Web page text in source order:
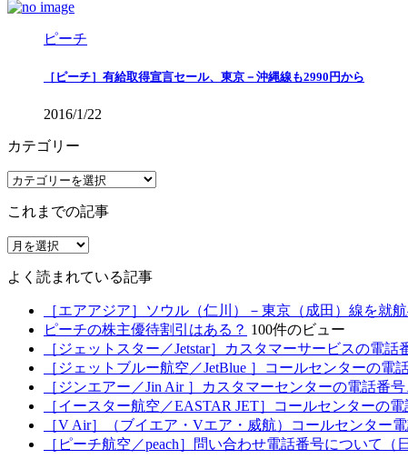
ピーチ
［ピーチ］有給取得宣言セール、東京－沖縄線も2990円から
2016/1/22
カテゴリー
カ
ゴ
リ
ー
これまでの記事
こ
ま
よく読まれている記事
［エアアジア］ソウル（仁川）－東京（成田）線を就
ピーチの株主優待割引はある？ 100件のビュー
［ジェットスター／Jetstar］カスタマーサービスの電
［ジェットブルー航空／JetBlue ］コールセンターの電
［ジンエアー／Jin Air ］カスタマーセンターの電話番
［イースター航空／EASTAR JET］コールセンターの
［V Air］（ブイエア・Vエア・威航）コールセンター
［ピーチ航空／peach］問い合わせ電話番号について